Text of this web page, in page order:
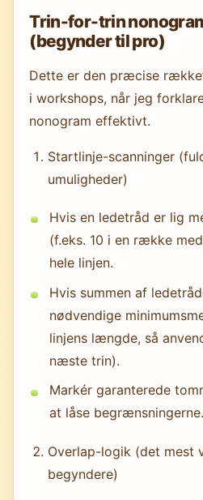
Trin-for-trin
(begynder til pro)
Dette er den præcise
i workshops, når jeg
nonogram effektivt.
Startlinje-scanninger
umuligheder)
Hvis en ledetråd er lig
(f.eks. 10 i en række
hele linjen.
Hvis summen af
nødvendige
linjens længde, så
næste trin).
Markér garanterede
at låse begrænsningerne.
Overlap-logik (det
begyndere)